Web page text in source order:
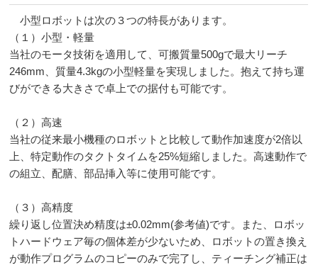
小型ロボットは次の３つの特長があります。
（１）小型・軽量
当社のモータ技術を適用して、可搬質量500gで最大リーチ
246mm 、質量4.3kgの小型軽量を実現しました。抱えて持ち運
びができる大きさで卓上での据付も可能です。
（２）高速
当社の従来最小機種のロボットと比較して動作加速度が2倍以
上、特定動作のタクトタイムを25%短縮しました。高速動作で
の組立、配膳、部品挿入等に使用可能です。
（３）高精度
繰り返し位置決め精度は±0.02mm(参考値)です。また、ロボッ
トハードウェア毎の個体差が少ないため、ロボットの置き換え
が動作プログラムのコピーのみで完了し、ティーチング補正は